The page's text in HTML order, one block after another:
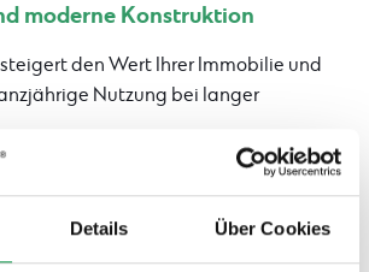
Details Über Cookies
moderne Konstruktion
den Wert Ihrer Immobilie und
Nutzung bei langer
Dach wählen?
Wärmedämmeigenschaften